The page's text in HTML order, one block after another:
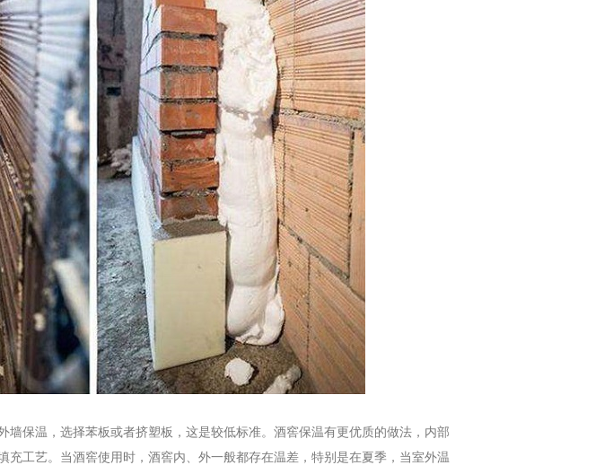
保温，选择苯板或者挤塑板，这是较低标准。酒窖保温有更优质的做法，内部
充工艺。当酒窖使用时，酒窖内、外一般都存在温差，特别是在夏季，当室外温